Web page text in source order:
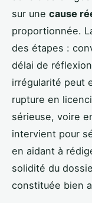
sur une cause
proportionnée.
des étapes :
délai de
irrégularité peut
rupture en
sérieuse, voire
intervient pour
en aidant à
solidité du
constituée bien